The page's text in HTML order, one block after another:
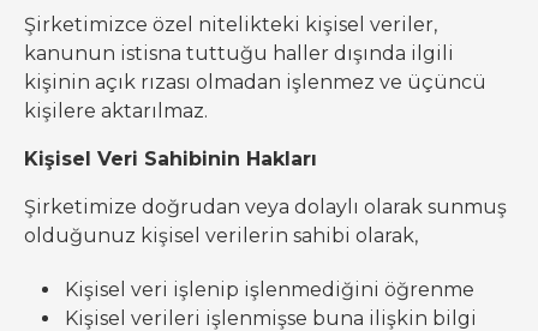
Şirketimizce özel nitelikteki kişisel veriler,
kanunun istisna tuttuğu haller dışında ilgili
kişinin açık rızası olmadan işlenmez ve üçüncü
kişilere aktarılmaz.
Kişisel Veri Sahibinin Hakları
Şirketimize doğrudan veya dolaylı olarak sunmuş
olduğunuz kişisel verilerin sahibi olarak,
Kişisel veri işlenip işlenmediğini öğrenme
Kişisel verileri işlenmişse buna ilişkin bilgi